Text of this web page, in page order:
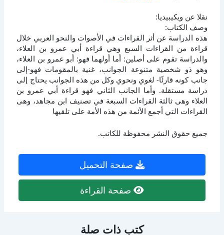
نقلا عن ويكيبيديا:
وصف الكتاب:
هذه الدراسة عن أثر القراءات في الأصوات والنحو العربي خلال
قراءة من القراءات السبع وهي قراءة أبي عمرو بن العلاء،
والدراسة تقوم على أصلين: أما أولهما فهو: أبو عمرو بن العلاء،
وهو ذو شخصية متنوعة الجوانب، غنية بالمقومات فهو-إلى
جانب كونه قارئًا- لغوي ونحوي وكل من هذه الجوانب يحتاج إلى
دراسة مستقلة. وأما الجانب الثاني فهو قراءة أبي عمرو بن
العلاء وهى ثالثة القراءات السبعة في تصنيف ابن مجاهد، وهى
القراءات التي أجمع الأئمة من هذه الأمة على تلقيها
جميع حقوق النشر محفوظة للكاتب.
صفحة التحميل
صفحة القراءة
كتب ذات صلة